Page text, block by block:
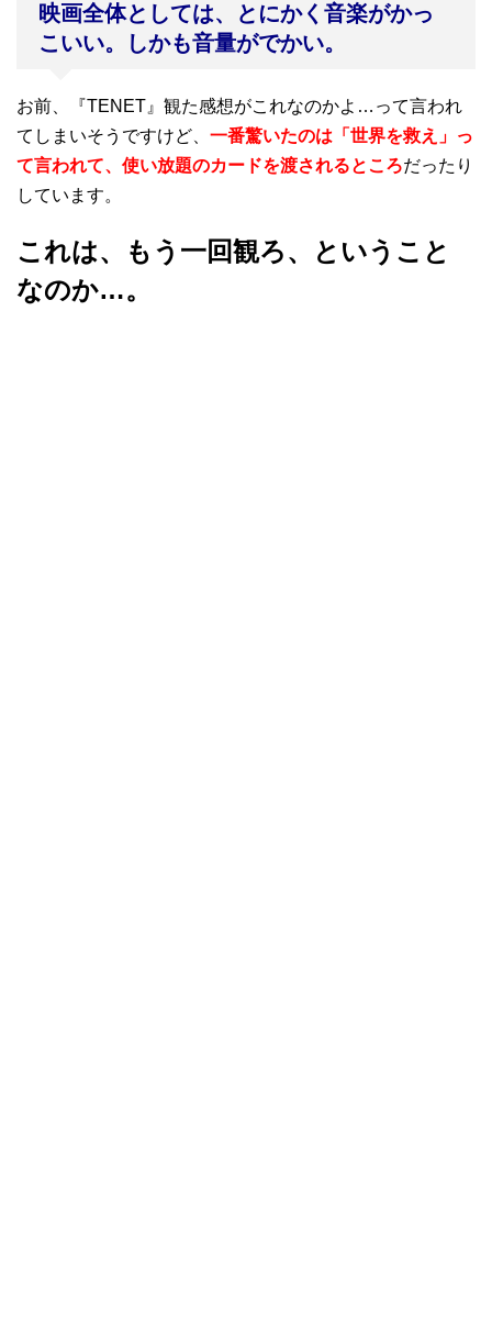
映画全体としては、とにかく音楽がかっ
こいい。しかも音量がでかい。
お前、『TENET』観た感想がこれなのかよ…って言われ
てしまいそうですけど、 一番驚いたのは「世界を救え」っ
て言われて、使い放題のカードを渡されるところだったり
しています。
これは、もう一回観ろ、ということ
なのか…。